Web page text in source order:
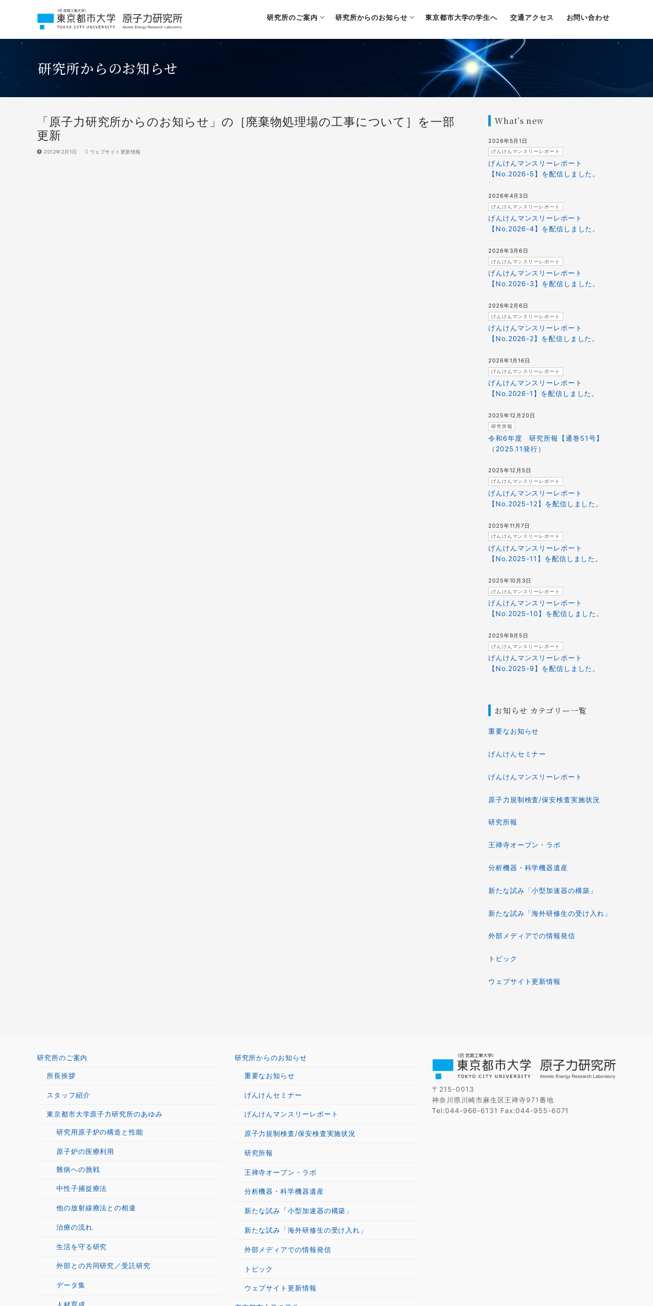
キ
研究所のご案内 研究所からのお知らせ 東京都市大学の学生へ 交通アクセス お問い合わせ
研究所からのお知らせ
「原子力研究所からのお知らせ」の［廃棄物処理場の工事について］を一部
更新
2012年2月1日 ウェブサイト更新情報
What’s new
げんけんマンスリーレポート
【No.2026-5】を配信しました。
げんけんマンスリーレポート
2026年5月1日
げんけんマンスリーレポート
【No.2026-4】を配信しました。
げんけんマンスリーレポート
2026年4月3日
げんけんマンスリーレポート
【No.2026-3】を配信しました。
げんけんマンスリーレポート
2026年3月6日
げんけんマンスリーレポート
【No.2026-2】を配信しました。
げんけんマンスリーレポート
2026年2月6日
げんけんマンスリーレポート
【No.2026-1】を配信しました。
げんけんマンスリーレポート
2026年1月16日
令和6年度 研究所報【通巻51号】
（2025.11発行）
研究所報
2025年12月20日
げんけんマンスリーレポート
【No.2025-12】を配信しました。
げんけんマンスリーレポート
2025年12月5日
げんけんマンスリーレポート
【No.2025-11】を配信しました。
げんけんマンスリーレポート
2025年11月7日
げんけんマンスリーレポート
【No.2025-10】を配信しました。
げんけんマンスリーレポート
2025年10月3日
げんけんマンスリーレポート
【No.2025-9】を配信しました。
げんけんマンスリーレポート
2025年9月5日
お知らせ カテゴリー一覧
重要なお知らせ
げんけんセミナー
げんけんマンスリーレポート
原子力規制検査/保安検査実施状況
研究所報
王禅寺オープン・ラボ
分析機器・科学機器遺産
新たな試み「小型加速器の構築」
新たな試み「海外研修生の受け入れ」
外部メディアでの情報発信
トピック
ウェブサイト更新情報
研究所のご案内
所長挨拶
スタッフ紹介
東京都市大学原子力研究所のあゆみ
研究用原子炉の構造と性能
原子炉の医療利用
難病への挑戦
中性子捕捉療法
他の放射線療法との相違
治療の流れ
生活を守る研究
外部との共同研究／受託研究
データ集
人材育成
研究所からのお知らせ
重要なお知らせ
げんけんセミナー
げんけんマンスリーレポート
原子力規制検査/保安検査実施状況
研究所報
王禅寺オープン・ラボ
分析機器・科学機器遺産
新たな試み「小型加速器の構築」
新たな試み「海外研修生の受け入れ」
外部メディアでの情報発信
トピック
ウェブサイト更新情報
〒215-0013
神奈川県川崎市麻生区王禅寺971番地
Tel:044-966-6131 Fax:044-955-6071